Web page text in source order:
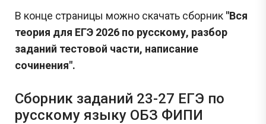
В конце страницы можно скачать сборник "Вся
теория для ЕГЭ 2026 по русскому, разбор
заданий тестовой части, написание
сочинения".
Сборник заданий 23-27 ЕГЭ по
русскому языку ОБЗ ФИПИ